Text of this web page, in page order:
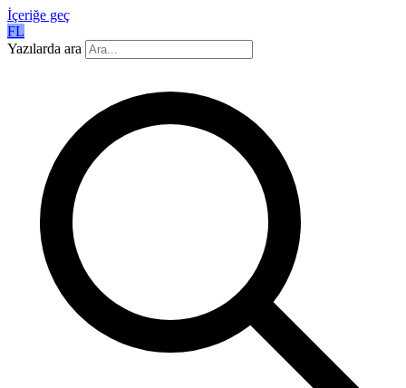
İçeriğe geç
FL
Yazılarda ara